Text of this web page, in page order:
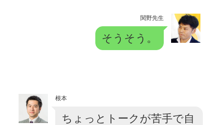
関野先生
そうそう。
根本
ちょっとトークが苦手で自